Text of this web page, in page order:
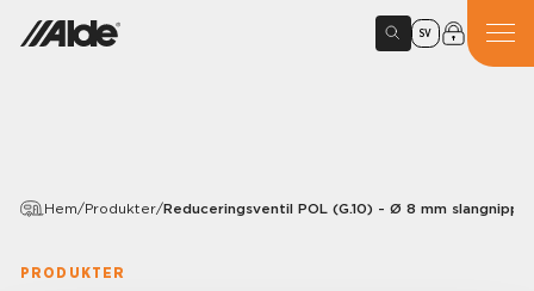
SV
Hem/Produkter/Reduceringsventil POL (G.10) - Ø 8 mm
PRODUKTER